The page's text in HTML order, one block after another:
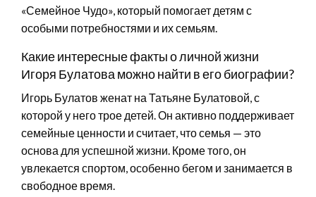
«Семейное Чудо», который помогает детям с
особыми потребностями и их семьям.
Какие интересные факты о личной жизни
Игоря Булатова можно найти в его биографии?
Игорь Булатов женат на Татьяне Булатовой, с
которой у него трое детей. Он активно поддерживает
семейные ценности и считает, что семья — это
основа для успешной жизни. Кроме того, он
увлекается спортом, особенно бегом и занимается в
свободное время.